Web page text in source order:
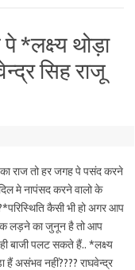
*लक्ष्य थोड़ा
सिह राजू
का राज तो हर जगह पे पसंद करने
मे नापंसद करने वालो के
कैसी भी हो अगर आप
लड़ने का जुनून है तो आप
बाजी पलट सकते हैं.. *लक्ष्य
हैं असंभव नहीं???? राघवेन्द्र